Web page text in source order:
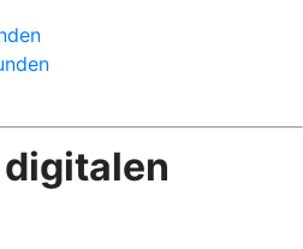
digitalen